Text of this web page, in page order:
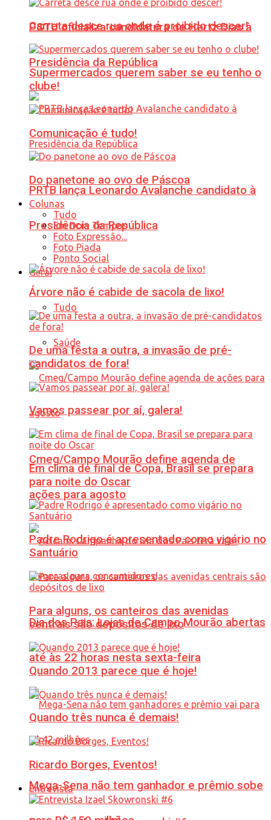
PSTU oficializa candidatura de Hertz Dias à
Presidência da República
PRTB lança Leonardo Avalanche candidato à
Presidência da República
Geral
Tudo
Saúde
Cmeg/Campo Mourão define agenda de
ações para agosto
Dia dos Pais: Lojas de Campo Mourão abertas
até às 22 horas nesta sexta-feira
Mega-Sena não tem ganhador e prêmio sobe
Carreta desce rua onde é proibido descer!
Supermercados querem saber se eu tenho o
clube!
Comunicação é tudo!
Do panetone ao ovo de Páscoa
Colunas
Tudo
Em Dois Tempos
Foto Expressão...
Foto Piada
Ponto Social
Árvore não é cabide de sacola de lixo!
De uma festa a outra, a invasão de pré-
candidatos de fora!
Vamos passear por aí, galera!
Em clima de final de Copa, Brasil se prepara
para noite do Oscar
Padre Rodrigo é apresentado como vigário no
Santuário
Para alguns, os canteiros das avenidas
centrais são depósitos de lixo
Quando 2013 parece que é hoje!
Quando três nunca é demais!
Ricardo Borges, Eventos!
Entrevista